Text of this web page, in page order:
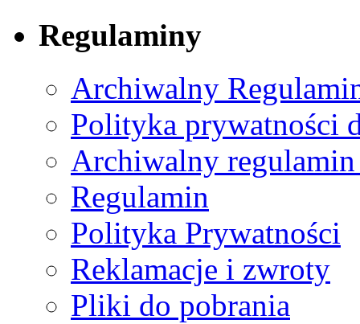
Regulaminy
Archiwalny
Polityka prywatności
Archiwalny
Regulamin
Polityka Prywatności
Reklamacje i zwroty
Pliki do pobrania